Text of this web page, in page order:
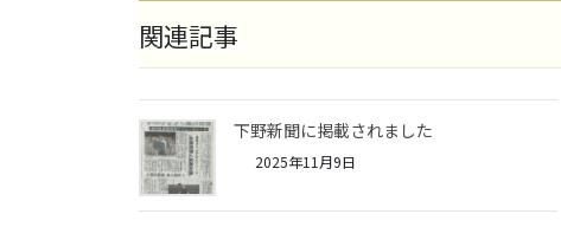
関連記事
下野新聞に掲載されました
2025年11月9日